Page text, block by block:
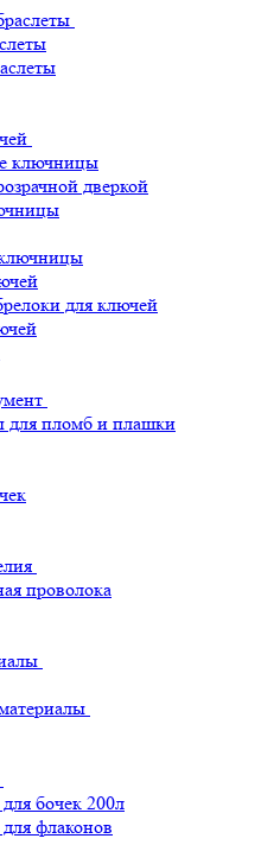
ключницы
дверкой
для ключей
для пломб и плашки
проволока
бочек 200л
флаконов